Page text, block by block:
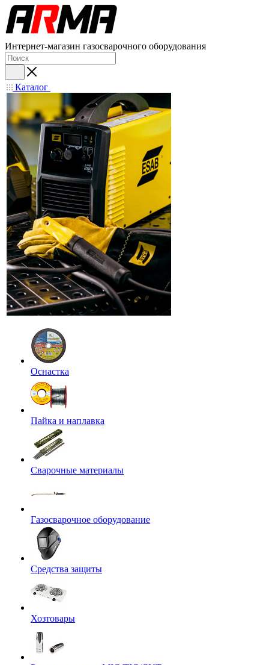
Интернет-магазин газосварочного оборудования
Каталог
Оснастка
Пайка и наплавка
Сварочные материалы
Газосварочное оборудование
Средства защиты
Хозтовары